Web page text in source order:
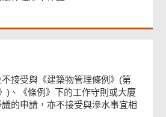
不接受與《建築物管理條例》(第
)、《條例》下的工作守則或大廈
的申請，亦不接受與滲水事宜相